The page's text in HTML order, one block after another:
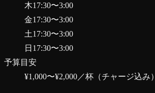
木17:30〜3:00
金17:30〜3:00
土17:30〜3:00
日 17:30〜3:00
予算目安
¥1,000〜¥2,000 ／杯（チャージ込み）